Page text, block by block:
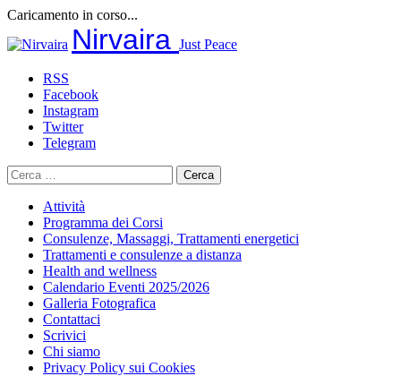
Caricamento in corso...
al
Nirvaira Just Peace
RSS
Facebook
Instagram
Twitter
Telegram
Ricerca
per:
Attività
Programma dei Corsi
Consulenze, Massaggi, Trattamenti energetici
Trattamenti e consulenze a distanza
Health and wellness
Calendario Eventi 2025/2026
Galleria Fotografica
Contattaci
Scrivici
Chi siamo
Privacy Policy sui Cookies